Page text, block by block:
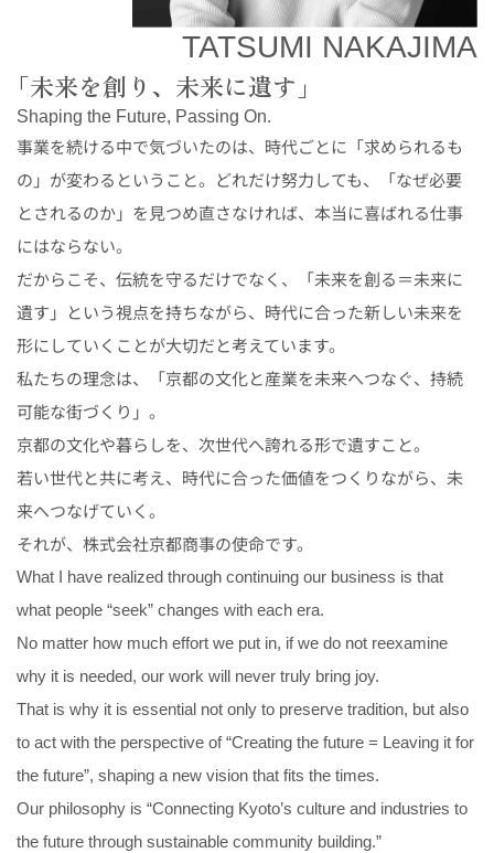
「未来を創り、未来に遺す」
Shaping the Future, Passing On.
TATSUMI NAKAJIMA
事業を続ける中で気づいたのは、時代ごとに「求められるも
の」が変わるということ。どれだけ努力しても、「なぜ必要
とされるのか」を見つめ直さなければ、本当に喜ばれる仕事
にはならない。
だからこそ、伝統を守るだけでなく、「未来を創る＝未来に
遺す」という視点を持ちながら、時代に合った新しい未来を
形にしていくことが大切だと考えています。
私たちの理念は、「京都の文化と産業を未来へつなぐ、持続
可能な街づくり」。
京都の文化や暮らしを、次世代へ誇れる形で遺すこと。
若い世代と共に考え、時代に合った価値をつくりながら、未
来へつなげていく。
それが、株式会社京都商事の使命です。
What I have realized through continuing our business is that
what people “seek” changes with each era.
No matter how much effort we put in, if we do not reexamine
why it is needed, our work will never truly bring joy.
That is why it is essential not only to preserve tradition, but also
to act with the perspective of “Creating the future = Leaving it for
the future”, shaping a new vision that fits the times.
Our philosophy is “Connecting Kyoto’s culture and industries to
the future through sustainable community building.”